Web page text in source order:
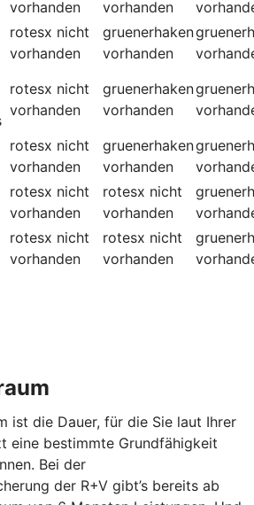
vorhanden vorhanden
rotesx nicht
vorhanden
gruenerhaken
vorhanden
rotesx nicht
vorhanden
gruenerhaken
vorhanden
rotesx nicht
vorhanden
gruenerhaken
vorhanden
rotesx nicht
vorhanden
rotesx nicht
vorhanden
rotesx nicht
vorhanden
rotesx nicht
vorhanden
ist die Dauer, für die Sie laut Ihrer
eine bestimmte Grundfähigkeit
Bei der
der R+V gibt’s bereits ab